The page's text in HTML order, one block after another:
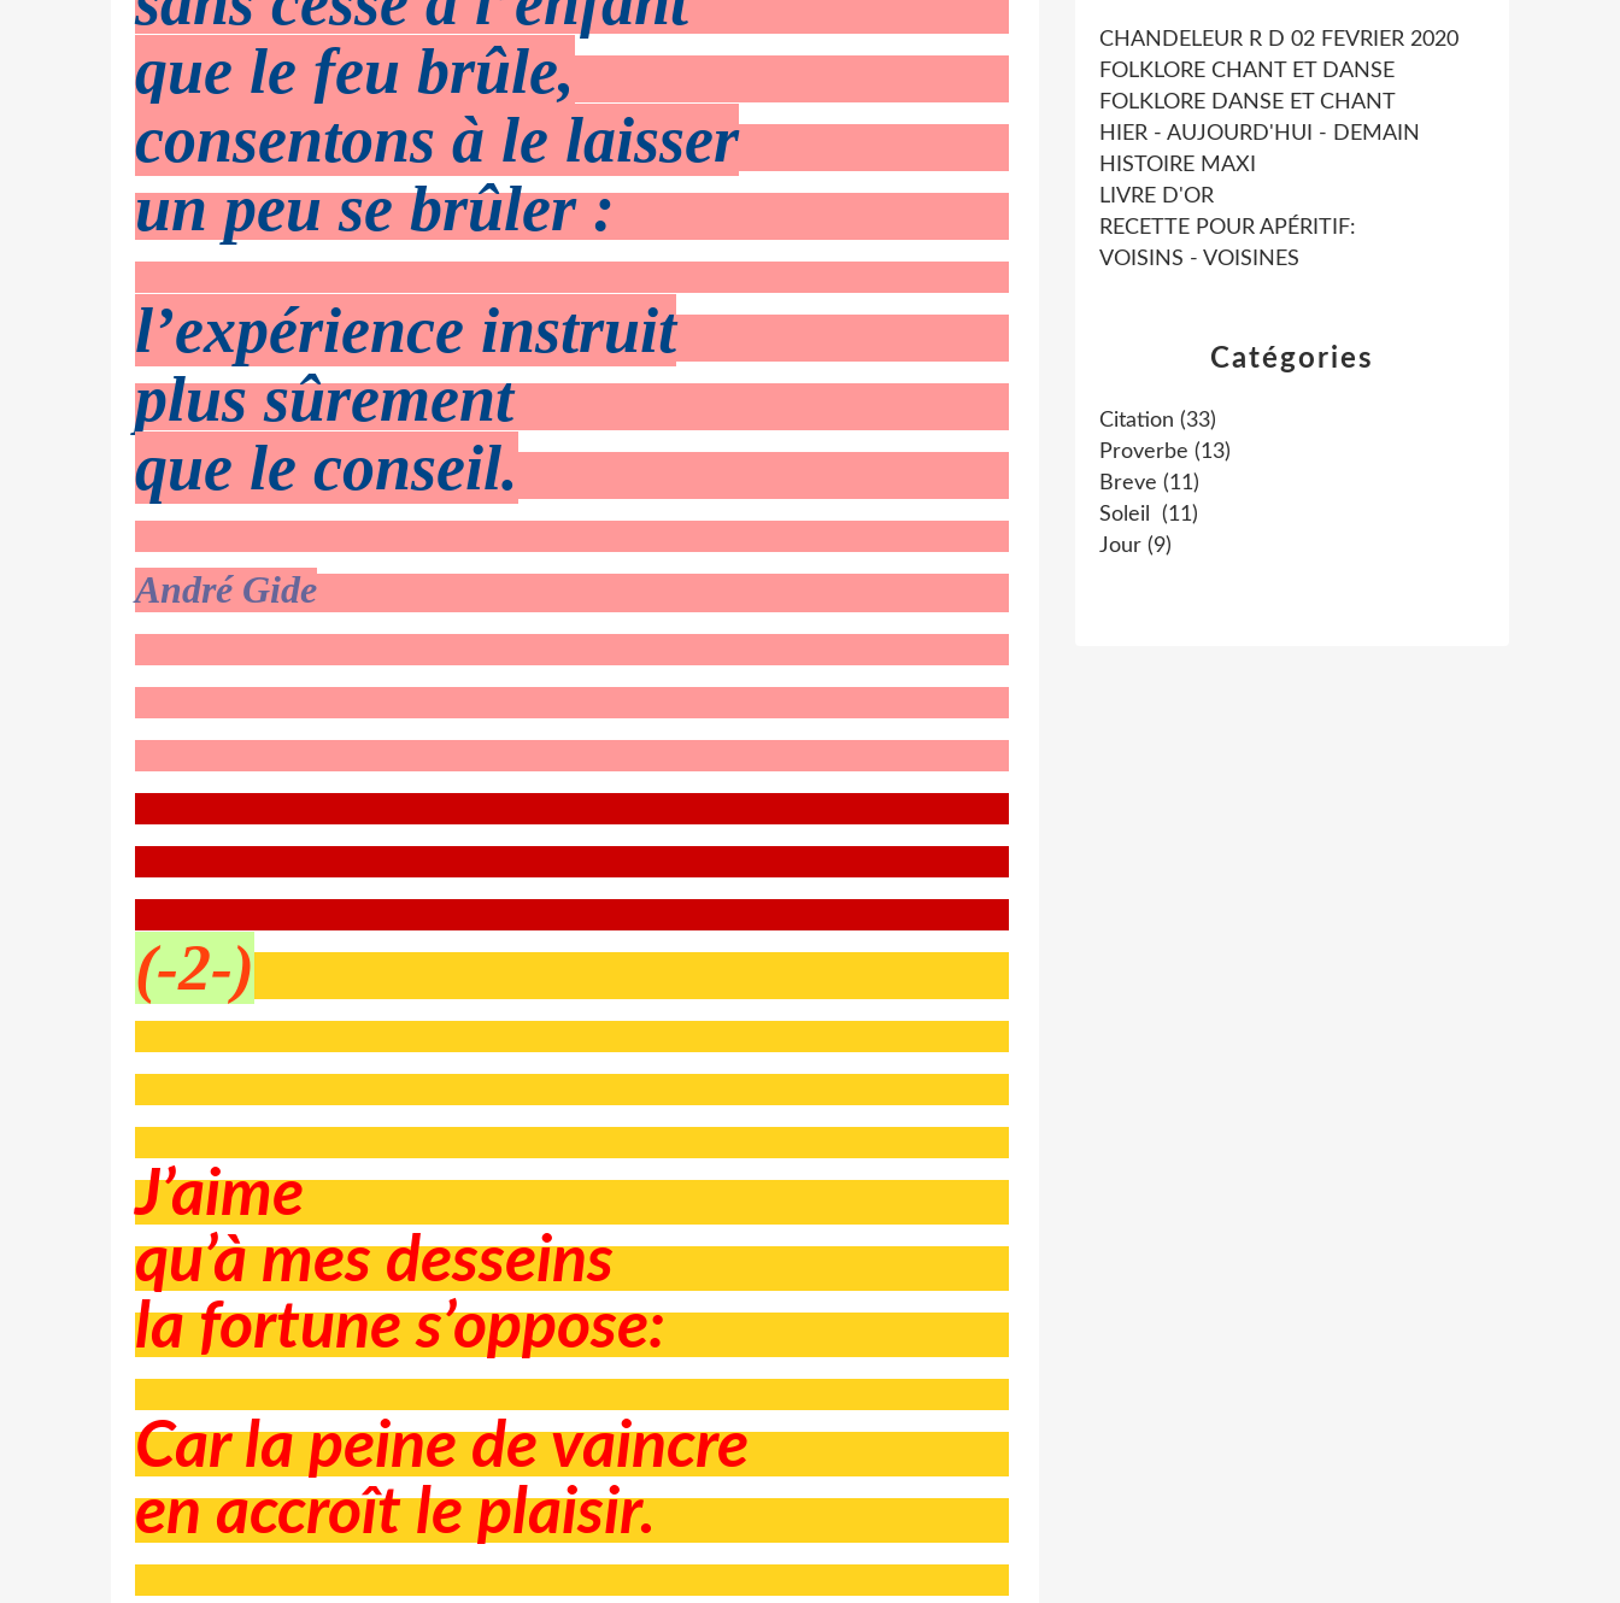
que le feu brûle,
consentons à le laisser
un peu se brûler :
l’expérience instruit
plus sûrement
que le conseil.
André Gide
(-2-)
J’aime
qu’à mes desseins
la fortune s’oppose:
Car la peine de vaincre
en accroît le plaisir.
Catégories
Citation (33)
Proverbe (13)
Breve (11)
Soleil
(11)
Jour (9)
CHANDELEUR R D 02 FEVRIER 2020
FOLKLORE CHANT ET DANSE
FOLKLORE DANSE ET CHANT
HIER - AUJOURD'HUI - DEMAIN
HISTOIRE MAXI
LIVRE D'OR
RECETTE POUR APÉRITIF:
VOISINS - VOISINES